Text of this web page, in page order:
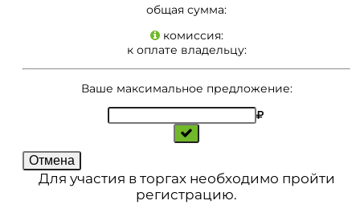
общая сумма:
комиссия:
к оплате владельцу:
Ваше максимальное предложение:
Отмена
Для участия в торгах необходимо пройти
регистрацию.